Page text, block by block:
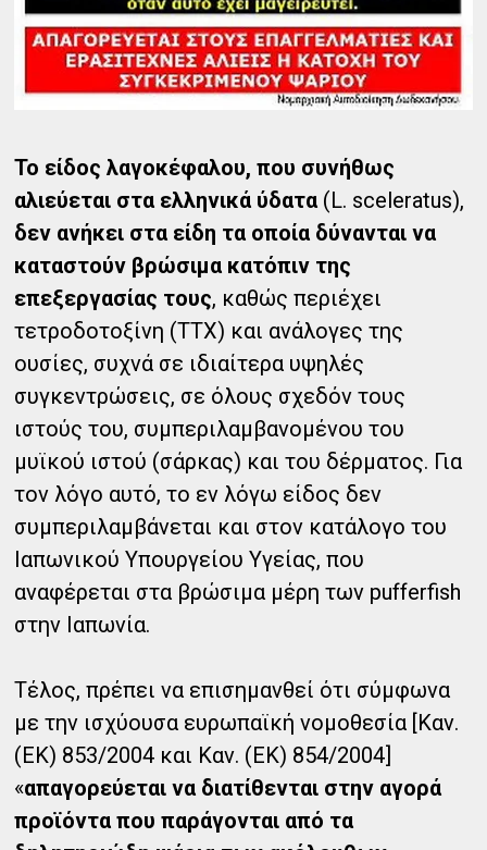
Το είδος λαγοκέφαλου, που συνήθως
αλιεύεται στα ελληνικά ύδατα (L. sceleratus),
δεν ανήκει στα είδη τα οποία δύνανται να
καταστούν βρώσιμα κατόπιν της
επεξεργασίας τους, καθώς περιέχει
τετροδοτοξίνη (ΤΤΧ) και ανάλογες της
ουσίες, συχνά σε ιδιαίτερα υψηλές
συγκεντρώσεις, σε όλους σχεδόν τους
ιστούς του, συμπεριλαμβανομένου του
μυϊκού ιστού (σάρκας) και του δέρματος. Για
τον λόγο αυτό, το εν λόγω είδος δεν
συμπεριλαμβάνεται και στον κατάλογο του
Ιαπωνικού Υπουργείου Υγείας, που
αναφέρεται στα βρώσιμα μέρη των pufferfish
στην Ιαπωνία.
Τέλος, πρέπει να επισημανθεί ότι σύμφωνα
με την ισχύουσα ευρωπαϊκή νομοθεσία [Καν.
(ΕΚ) 853/2004 και Καν. (ΕΚ) 854/2004]
«απαγορεύεται να διατίθενται στην αγορά
προϊόντα που παράγονται από τα